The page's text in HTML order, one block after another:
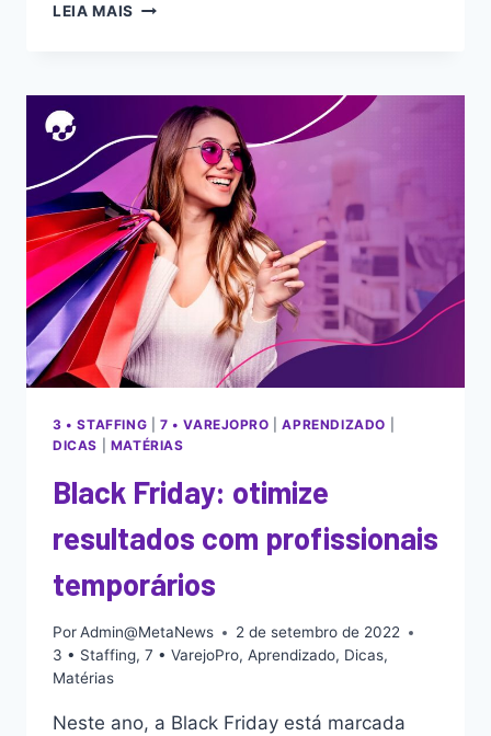
LEIA MAIS
3 • STAFFING 7 • VAREJOPRO |APRENDIZADO
DICAS
MATÉRIAS
Black Friday: otimize
resultados com profissionais
temporários
PorAdmin@MetaNews
2 de setembro de 2022
3 • Staffing, 7 • VarejoPro, Aprendizado, Dicas,
Matérias
Neste ano, a Black Friday está marcada